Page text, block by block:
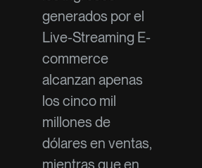
generados por el
Live-Streaming E-
commerce
alcanzan apenas
los cinco mil
millones de
dólares en ventas,
mientras que en